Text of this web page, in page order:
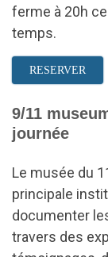
ferme à 20h
temps.
RESERVER
9/11
journée
Le musée du
principale
documenter
travers des